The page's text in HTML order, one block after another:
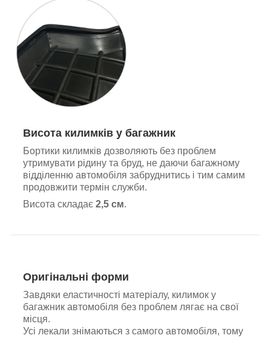
Висота килимків у багажник
Бортики килимків дозволяють без проблем
утримувати рідину та бруд, не даючи багажному
відділенню автомобіля забруднитись і тим самим
продовжити термін служби.
Висота складає 2,5 см.
Оригінальні форми
Завдяки еластичності матеріалу, килимок у
багажник автомобіля без проблем лягає на свої
місця.
Усі лекали знімаються з самого автомобіля, тому